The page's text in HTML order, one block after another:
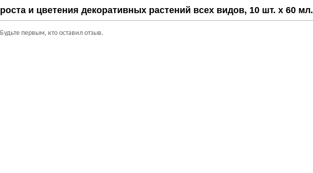
роста и цветения декоративных растений всех видов, 10 шт. х 60 мл.
Будьте первым, кто оставил отзыв.